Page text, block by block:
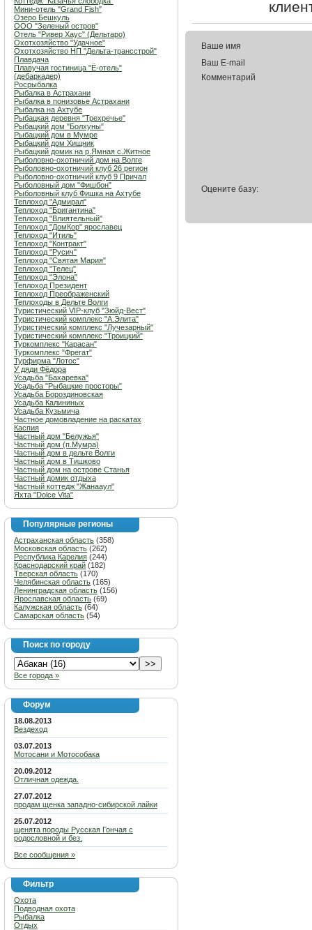
Мини-отель "Grand Fish"
Озеро Бешкуль
ООО "Зеленый остров"
Отель "Ривер Хаус" (Дельтаро)
Охотхозяйство "Удачное"
Охотхозяйство НП "Дельта-трансстрой"
Плавдача
Плавучая гостиница "Ё-отель"
(дебаркадер)
Росрыбалка
Рыбалка в Астрахани
Рыбалка в понизовье Астрахани
Рыбалка на Ахтубе
Рыбацкая деревня "Трехречье"
Рыбацкий дом "Болхуны"
Рыбацкий дом в Мумре
Рыбацкий дом Хищник
Рыбацкий домик на р.Ямная с.Житное
Рыболовно-охотничий дом на Волге
Рыболовно-охотничий клуб 26 регион
Рыболовно-охотничий клуб 9 Причал
Рыболовный дом "Фишбон"
Рыболовный клуб Фишка на Ахтубе
Теплоход "Адмирал"
Теплоход "Бригантина"
Теплоход "Влиятельный"
Теплоход "ДомКор" ярославец
Теплоход "Итиль"
Теплоход "Контракт"
Теплоход "Русич"
Теплоход "Святая Мария"
Теплоход "Телец"
Теплоход "Элона"
Теплоход Президент
Теплоход Преображенский
Теплоходы в Дельте Волги
Туристический VIP-клуб "Зюйд-Вест"
Туристический комплекс "А.Элита"
Туристический комплекс "Лучезарный"
Туристический комплекс "Троицкий"
Туркомплекс "Карасан"
Туркомплекс "Фрегат"
Турфирма "Лотос"
У дяди Фёдора
Усадьба "Бахаревка"
Усадьба "Рыбацкие просторы"
Усадьба Бороздиновская
Усадьба Калининых
Усадьба Кузьмича
Частное домовладение на раскатах
Каспия
Частный дом "Белужья"
Частный дом (п.Мумра)
Частный дом в дельте Волги
Частный дом в Тишково
Частный дом на острове Станья
Частный домик отдыха
Частный коттедж "Жанааул"
Яхта "Dolce Vita"
Популярные регионы
Астраханская область (358)
Московская область (262)
Республика Карелия (244)
Краснодарский край (182)
Тверская область (170)
Челябинская область (165)
Ленинградская область (156)
Ярославская область (69)
Калужская область (64)
Самарская область (54)
Поиск по городу
Все города »
Форум
18.08.2013
Вездеход
03.07.2013
Мотосани и Мотособака
20.09.2012
Отличная одежда.
27.07.2012
продам щенка западно-сибирской лайки
25.07.2012
щенята породы Русская Гончая с
родословной и без.
Все сообщения »
Фильтр
Охота
Подводная охота
Рыбалка
Отдых
Ваше имя
Ваш E-mail
Комментарий
Оцените базу: